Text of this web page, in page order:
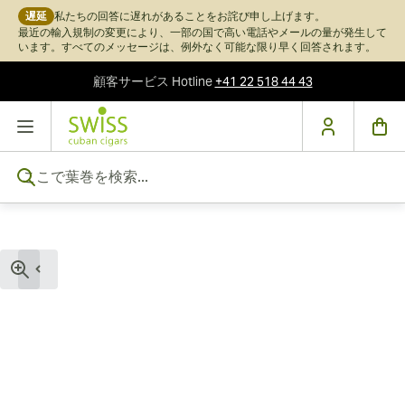
遅延 私たちの回答に遅れがあることをお詫び申し上げます。
最近の輸入規制の変更により、一部の国で高い電話やメールの量が発生して
います。すべてのメッセージは、例外なく可能な限り早く回答されます。
顧客サービス Hotline+41 22 518 44 43
コンテンツにスキップ